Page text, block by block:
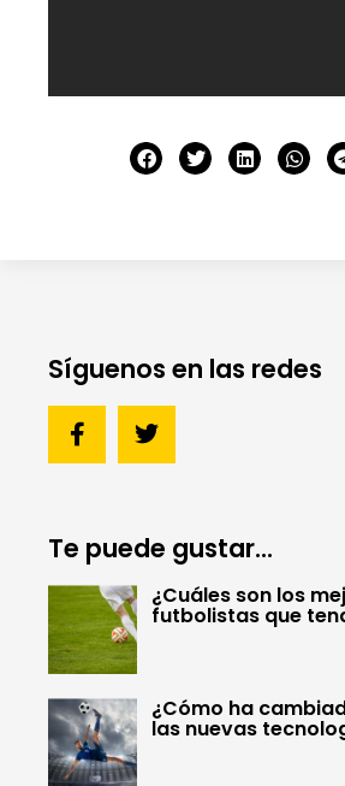
Síguenos en las redes
Te puede gustar...
¿Cuáles son los
futbolistas que
¿Cómo ha
las nuevas